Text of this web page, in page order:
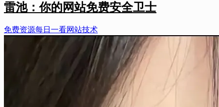
雷池：你的网站免费安全卫士
免费资源每日一看网站技术